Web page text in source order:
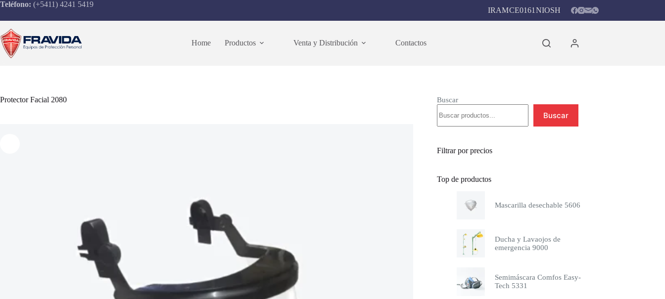
Saltar
contenido
Teléfono: (+5411) 4241 5419
IRAMCE0161 NIOSH
Home Productos Venta y Distribución Contactos
Protector Facial 2080 Buscar
Buscar
Filtrar por precios
Top de productos
Mascarilla desechable 5606
Ducha y Lavaojos de
emergencia 9000
Semimáscara Comfos Easy-
Tech 5331